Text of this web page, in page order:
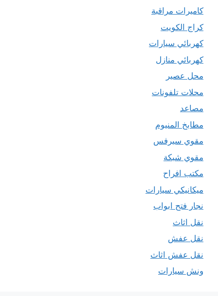
كاميرات مراقبة
كراج الكويت
كهربائي سيارات
كهربائي منازل
محل عصير
محلات تلفونات
مصاعد
مطابخ المنيوم
مقوي سيرفس
مقوي شبكة
مكتب افراح
ميكانيكي سيارات
نجار فتح ابواب
نقل اثاث
نقل عفش
نقل عفش اثاث
ونش سيارات